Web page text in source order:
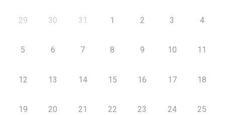
29 30 31 1 2 3 4
5 6 7 8 9 10 11
12 13 14 15 16 17 18
19 20 21 22 23 24 25